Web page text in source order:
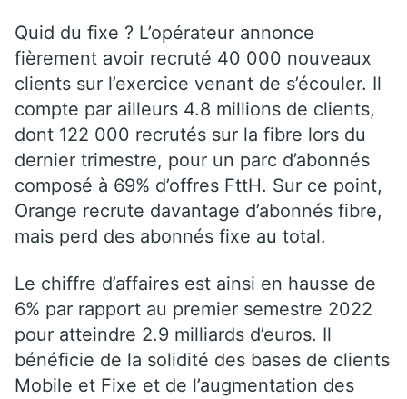
Quid du fixe ? L’opérateur annonce
fièrement avoir recruté 40 000 nouveaux
clients sur l’exercice venant de s’écouler. Il
compte par ailleurs 4.8 millions de clients,
dont 122 000 recrutés sur la fibre lors du
dernier trimestre, pour un parc d’abonnés
composé à 69% d’offres FttH. Sur ce point,
Orange recrute davantage d’abonnés fibre,
mais perd des abonnés fixe au total.
Le chiffre d’affaires est ainsi en hausse de
6% par rapport au premier semestre 2022
pour atteindre 2.9 milliards d’euros. Il
bénéficie de la solidité des bases de clients
Mobile et Fixe et de l’augmentation des